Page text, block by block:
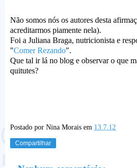
Não somos nós os autores desta
acreditarmos piamente nela).
Foi a Juliana Braga, nutricionista e
"Comer Rezando".
Que tal ir lá no blog e observar o que
quitutes?
Postado por Nina Morais em 13.7.12
Compartilhar